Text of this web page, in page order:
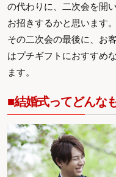
の代わりに、二次会を開
お招きするかと思います。
その二次会の最後に、お
はプチギフトにおすすめ
ます。
■結婚式ってどんな